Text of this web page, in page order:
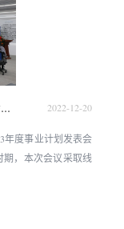
2022-12-20
年度事业计划发表会
，本次会议采取线